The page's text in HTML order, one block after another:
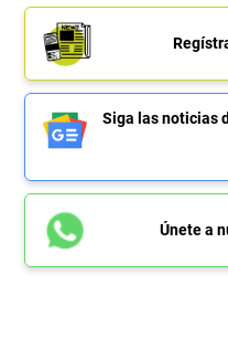
Siga las noticias
Únete a